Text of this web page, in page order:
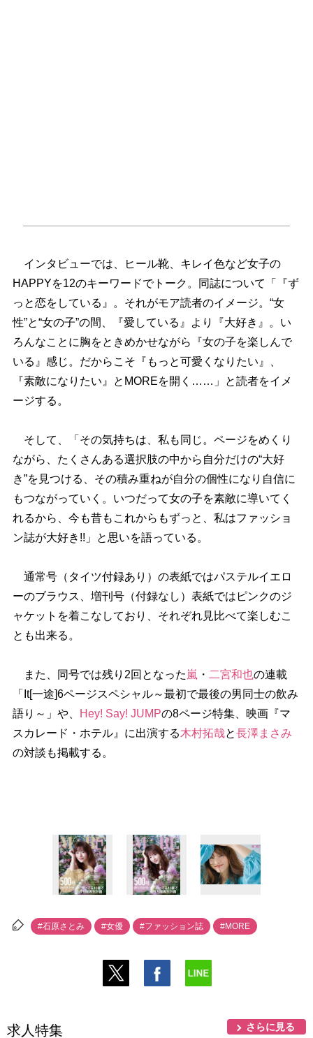
インタビューでは、ヒール靴、キレイ色など女子の
HAPPYを12のキーワードでトーク。同誌について「『ず
っと恋をしている』。それがモア読者のイメージ。“女
性”と“女の子”の間、『愛している』より『大好き』。い
ろんなことに胸をときめかせながら『女の子を楽しんで
いる』感じ。だからこそ『もっと可愛くなりたい』、
『素敵になりたい』とMOREを開く……」と読者をイメ
ージする。
そして、「その気持ちは、私も同じ。ページをめくり
ながら、たくさんある選択肢の中から自分だけの“大好
き”を見つける、その積み重ねが自分の個性になり自信に
もつながっていく。いつだって女の子を素敵に導いてく
れるから、今も昔もこれからもずっと、私はファッショ
ン誌が大好き!!」と思いを語っている。
通常号（タイツ付録あり）の表紙ではパステルイエロ
ーのブラウス、増刊号（付録なし）表紙ではピンクのジ
ャケットを着こなしており、それぞれ見比べて楽しむこ
とも出来る。
また、同号では残り2回となった 嵐 ・ 二宮和也の連載
「It[一途]6ページスペシャル～最初で最後の男同士の飲み
語り～」や、
Hey! Say! JUMPの8ページ特集、映画『マ
スカレード・ホテル』に出演する木村拓哉と長澤まさみ
の対談も掲載する。
#石原さとみ #女優 #ファッション誌 #MORE
求人特集 さらに見る